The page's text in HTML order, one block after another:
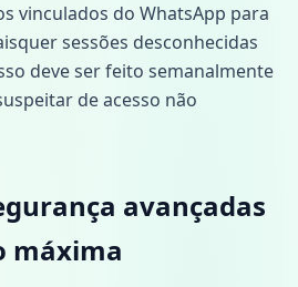
vinculados do WhatsApp para
sessões desconhecidas
deve ser feito semanalmente
de acesso não
avançadas
máxima